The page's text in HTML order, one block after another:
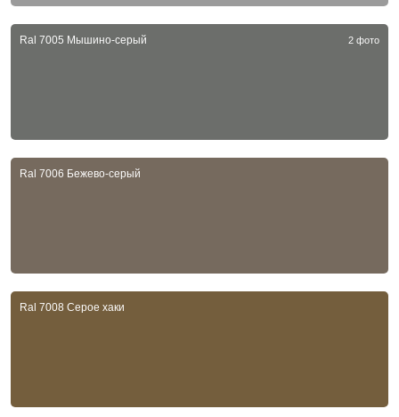
Ral 7005 Мышино-серый 2 фото
Ral 7006 Бежево-серый
Ral 7008 Серое хаки